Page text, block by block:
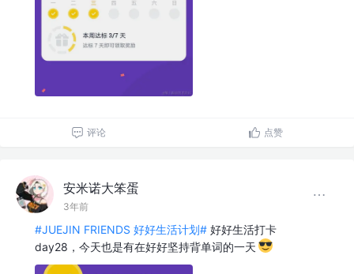
评论 点赞
安米诺大笨蛋
3年前
#JUEJIN FRIENDS 好好生活计划# 好好生活打卡
day28，今天也是有在好好坚持背单词的一天